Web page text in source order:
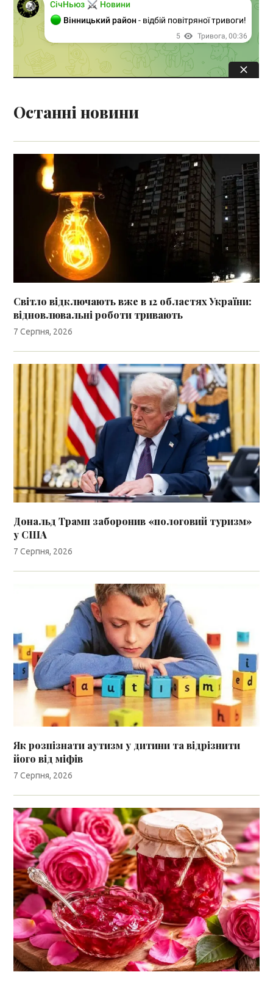
Останні новини
Світло відключають вже в 12 областях України:
відновлювальні роботи тривають
7 Серпня, 2026
Дональд Трамп заборонив «пологовий туризм»
у США
7 Серпня, 2026
Як розпізнати аутизм у дитини та відрізнити
його від міфів
7 Серпня, 2026